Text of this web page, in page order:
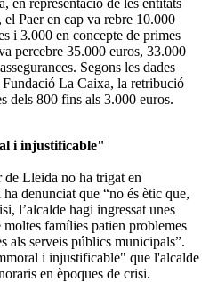
Paer en cap va rebre 10.000
i 3.000 en concepte de primes
percebre 35.000 euros, 33.000
Segons les dades
La Caixa, la retribució
dels 800 fins als 3.000 euros.
i injustificable"
Lleida no ha trigat en
denunciat que “no és ètic que,
l’alcalde hagi ingressat unes
moltes famílies patien problemes
als serveis públics municipals”.
i injustificable" que l'alcalde
en èpoques de crisi.